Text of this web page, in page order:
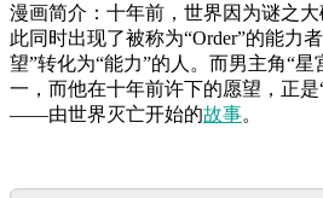
漫画简介：十年前，世界因为谜之
此同时出现了被称为“Order”的能力
望”转化为“能力”的人。而男主角“
一，而他在十年前许下的愿望，正
——由世界灭亡开始的故事。